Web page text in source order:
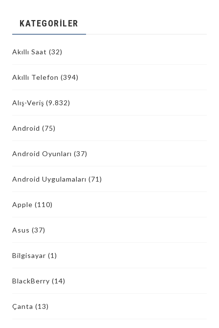
KATEGORILER
Akıllı Saat (32)
Akıllı Telefon (394)
Alış-Veriş (9.832)
Android (75)
Android Oyunları (37)
Android Uygulamaları (71)
Apple (110)
Asus (37)
Bilgisayar (1)
BlackBerry (14)
Çanta (13)